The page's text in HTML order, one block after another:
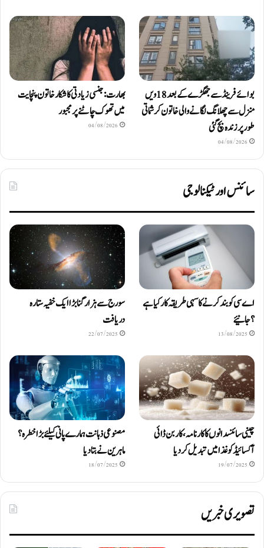
بوائے فرینڈ سے جھگڑے کے بعد 18 ویں
منزل سے چھلانگ لگانے والی خاتون کرشماتی
طور پر زندہ بچ گئی
04/08/2026
بھارت: جنسی زیادتی کا شکار خاتون پنچایت
میں تھوک چاٹنے پر مجبور
04/08/2026
سائنس اور ٹیکنالوجی
اے سی کو بند کرنے کا سہی طریقہ کار کیا ہے
؟ جانیئے
13/08/2025
سورج سے ہزار گنا بڑا ایک خفیہ ستارہ
دریافت
22/07/2025
چینی سائنسدانوں کا کارنامہ، کاربن ڈائی
آکسائیڈ کو غذا میں تبدیل کردیا
19/07/2025
مصنوعی ذہانت ہمارے پانی کیلئے بڑا خطرہ؟
ماہرین نے بتا دیا
18/07/2025
تصویری خبریں